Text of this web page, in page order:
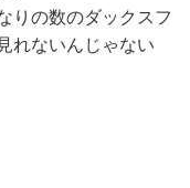
りの数のダックスフ
れないんじゃない